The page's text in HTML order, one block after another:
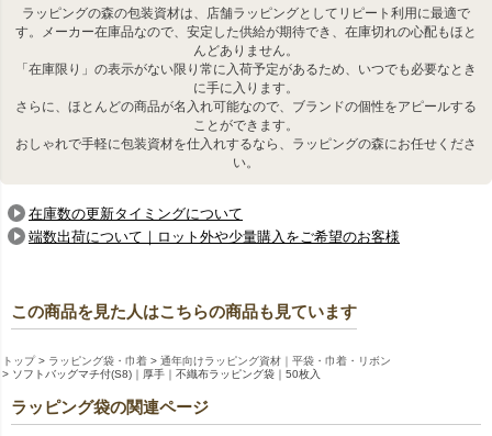
ラッピングの森の包装資材は、店舗ラッピングとしてリピート利用に最適で
す。メーカー在庫品なので、安定した供給が期待でき、在庫切れの心配もほと
んどありません。
「在庫限り」の表示がない限り常に入荷予定があるため、いつでも必要なとき
に手に入ります。
さらに、ほとんどの商品が名入れ可能なので、ブランドの個性をアピールする
ことができます。
おしゃれで手軽に包装資材を仕入れするなら、ラッピングの森にお任せくださ
い。
在庫数の更新タイミングについて
端数出荷について｜ロット外や少量購入をご希望のお客様
この商品を見た人はこちらの商品も見ています
トップ ラッピング袋・巾着
通年向けラッピング資材｜平袋・巾着・リボン
ソフトバッグマチ付(S8)｜厚手｜不織布ラッピング袋｜50枚入
ラッピング袋の関連ページ